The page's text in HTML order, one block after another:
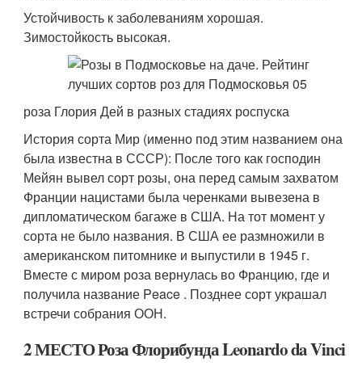
Устойчивость к заболеваниям хорошая.
Зимостойкость высокая.
роза Глория Дей в разных стадиях роспуска
История сорта Мир (именно под этим названием она
была известна в СССР): После того как господин
Мейян вывел сорт розы, она перед самым захватом
Франции нацистами была черенками вывезена в
дипломатическом багаже в США. На тот момент у
сорта не было названия. В США ее размножили в
американском питомнике и выпустили в 1945 г.
Вместе с миром роза вернулась во Францию, где и
получила название Peace . Позднее сорт украшал
встречи собрания ООН.
2 МЕСТО Роза Флорибунда Leonardo da Vinci